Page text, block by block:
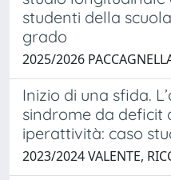
studenti della
grado
2025/2026
Inizio di una sfida.
sindrome da deficit
iperattività: caso
2023/2024 VALENTE,